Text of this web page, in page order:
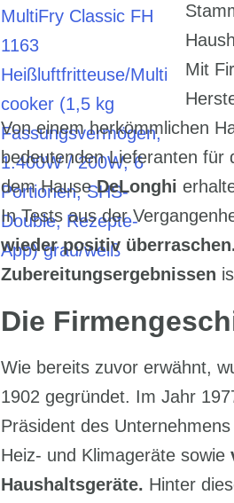
Mit
Von einem herkömmlichen
bedeutenden Lieferanten für
dem HauseDeLonghi
In Tests aus der
wieder positiv
Zubereitungsergebnissen
Die
Wie bereits zuvor erwähnt,
1902 gegründet. Im Jahr
Präsident des
Heiz- und Klimageräte sowie
Haushaltsgeräte. Hinter